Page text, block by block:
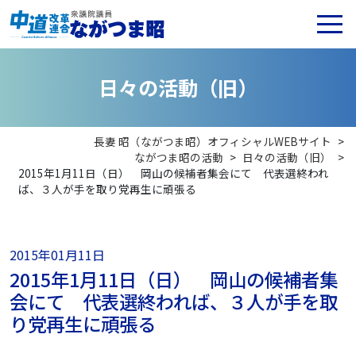
日々の活動 （旧）
長妻 昭（ながつま昭）オフィシャルWEBサイト >
ながつま昭の活動 > 日々の活動（旧）
>
2015年1月11日（日） 岡山の候補者集会にて 代表選終われ
ば、３人が手を取り党再生に頑張る
2015年01月11日
2015年1月11日（日） 岡山の候補者集
会にて 代表選終われば、３人が手を取
り党再生に頑張る